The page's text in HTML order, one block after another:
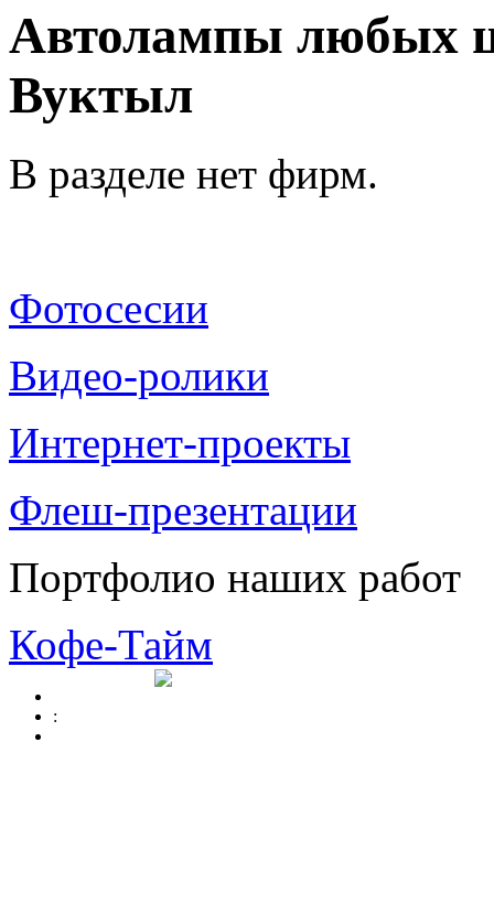
Автолампы любых
Вуктыл
В разделе нет фирм.
Фотосесии
Видео-ролики
Интернет-проекты
Флеш-презентации
Портфолио наших работ
Кофе-Тайм
: